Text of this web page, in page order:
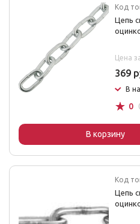
Код
Цепь
Цена
369
В
☆ 0
В корзину
Код
Цепь